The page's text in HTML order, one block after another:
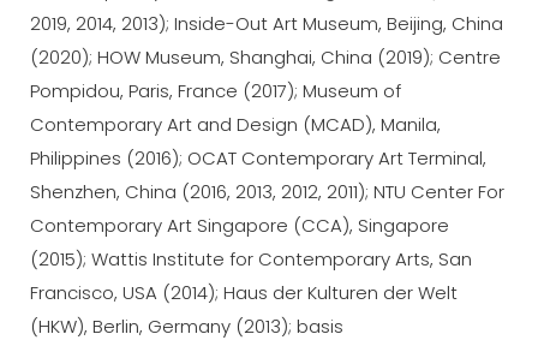
2019, 2014, 2013); Inside-Out Art Museum, Beijing, China
(2020); HOW Museum, Shanghai, China (2019); Centre
Pompidou, Paris, France (2017); Museum of
Contemporary Art and Design (MCAD), Manila,
Philippines (2016); OCAT Contemporary Art Terminal,
Shenzhen, China (2016, 2013, 2012, 2011); NTU Center For
Contemporary Art Singapore (CCA), Singapore
(2015); Wattis Institute for Contemporary Arts, San
Francisco, USA (2014); Haus der Kulturen der Welt
(HKW), Berlin, Germany (2013); basis